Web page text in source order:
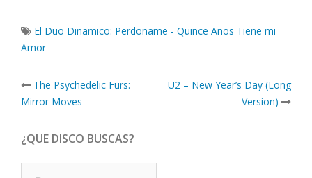
El Duo Dinamico: Perdoname - Quince Años Tiene mi
Amor
Post
navigation
The Psychedelic Furs:
Mirror Moves
U2 – New Year’s Day (Long
Version)
¿QUE DISCO BUSCAS?